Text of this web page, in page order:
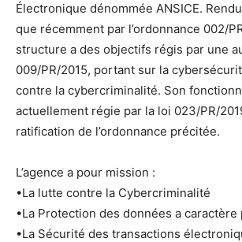
Électronique dénommée ANSICE.
que récemment par l’ordonnance 002/
structure a des objectifs régis par une
009/PR/2015, portant sur la
contre la cybercriminalité. Son
actuellement régie par la loi 023/PR/
ratification de l’ordonnance précitée.
L’agence a pour mission :
•La lutte contre la Cybercriminalité
•La Protection des données a caractère
•La Sécurité des transactions